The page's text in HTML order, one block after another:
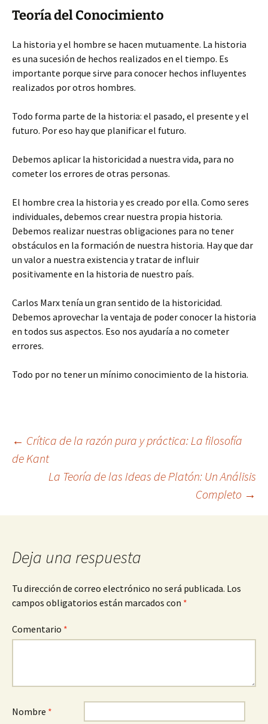
Teoría del Conocimiento
La historia y el hombre se hacen mutuamente. La historia
es una sucesión de hechos realizados en el tiempo. Es
importante porque sirve para conocer hechos influyentes
realizados por otros hombres.
Todo forma parte de la historia: el pasado, el presente y el
futuro. Por eso hay que planificar el futuro.
Debemos aplicar la historicidad a nuestra vida, para no
cometer los errores de otras personas.
El hombre crea la historia y es creado por ella. Como seres
individuales, debemos crear nuestra propia historia.
Debemos realizar nuestras obligaciones para no tener
obstáculos en la formación de nuestra historia. Hay que dar
un valor a nuestra existencia y tratar de influir
positivamente en la historia de nuestro país.
Carlos Marx tenía un gran sentido de la historicidad.
Debemos aprovechar la ventaja de poder conocer la historia
en todos sus aspectos. Eso nos ayudaría a no cometer
errores.
Todo por no tener un mínimo conocimiento de la historia.
Navegación
entradas
← Crítica de la razón pura y práctica: La filosofía
de Kant
La Teoría de las Ideas de Platón: Un Análisis
Completo →
Deja una respuesta
Tu dirección de correo electrónico no será publicada. Los
campos obligatorios están marcados con *
Comentario *
Nombre *